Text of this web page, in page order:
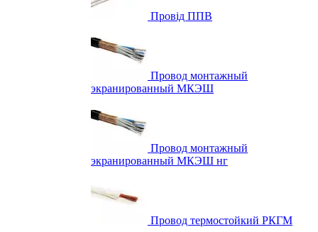
Провід ППВ
Провод монтажный
экранированный МКЭШ
Провод монтажный
экранированный МКЭШ нг
Провод термостойкий РКГМ